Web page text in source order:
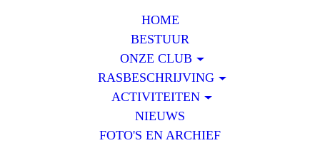
HOME
BESTUUR
ONZE CLUB
RASBESCHRIJVING
ACTIVITEITEN
NIEUWS
FOTO'S EN ARCHIEF